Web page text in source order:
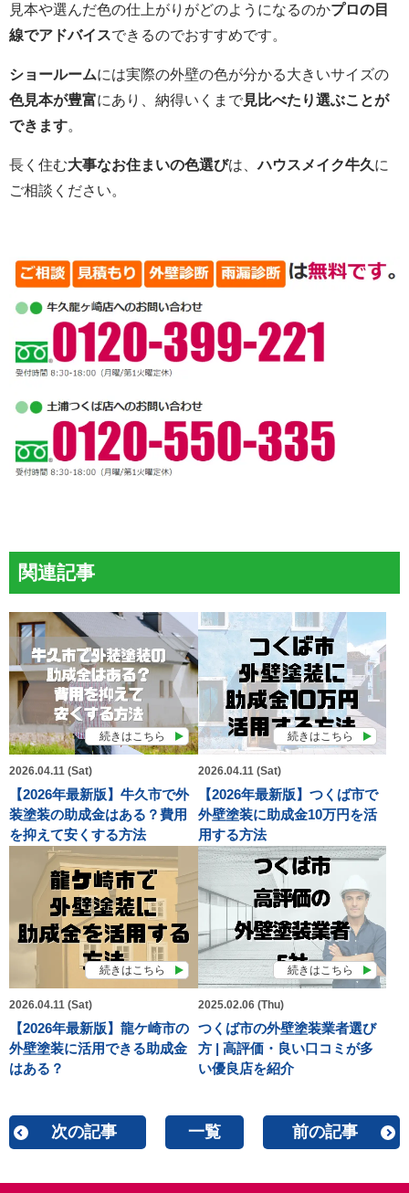
見本や選んだ色の仕上がりがどのようになるのかプロの目
線でアドバイスできるのでおすすめです。
ショールームには実際の外壁の色が分かる大きいサイズの
色見本が豊富にあり、納得いくまで見比べたり選ぶことが
できます。
長く住む大事なお住まいの色選びは、ハウスメイク牛久に
ご相談ください。
関連記事
続きはこちら
2026.04.11 (Sat)
【2026年最新版】牛久市で外
装塗装の助成金はある？費用
を抑えて安くする方法
続きはこちら
2026.04.11 (Sat)
【2026年最新版】つくば市で
外壁塗装に助成金10万円を活
用する方法
続きはこちら
2026.04.11 (Sat)
【2026年最新版】龍ケ崎市の
外壁塗装に活用できる助成金
はある？
続きはこちら
2025.02.06 (Thu)
つくば市の外壁塗装業者選び
方 | 高評価・良い口コミが多
い優良店を紹介
次の記事 一覧 前の記事